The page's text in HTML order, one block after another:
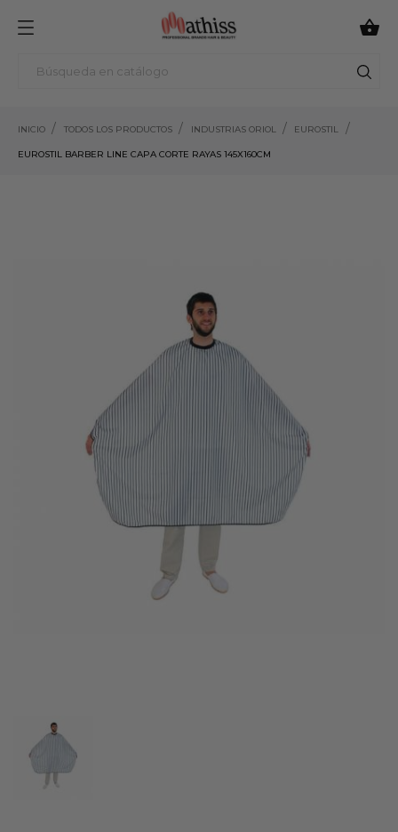

INICIO TODOS LOS PRODUCTOS INDUSTRIAS ORIOL EUROSTIL
EUROSTIL BARBER LINE CAPA CORTE RAYAS 145X160CM